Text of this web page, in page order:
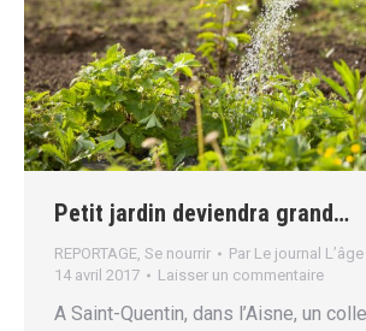
Petit jardin deviendra grand…
REPORTAGE, Se nourrir Par Le journal
14 avril 2017
Laisser un commentaire
A Saint-Quentin, dans l’Aisne, un